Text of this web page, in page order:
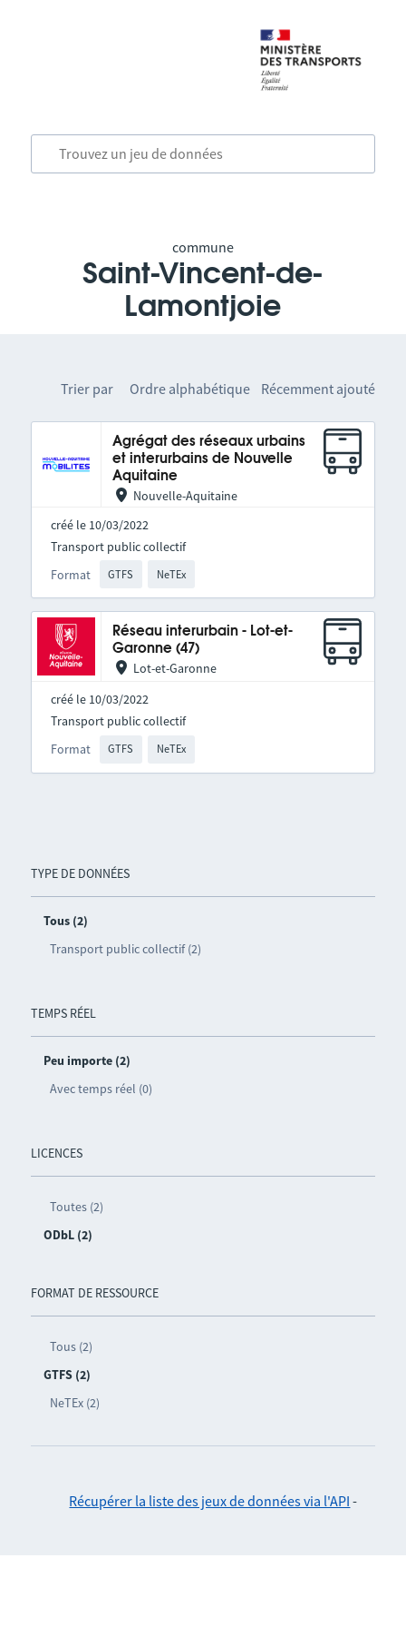
commune
Saint-Vincent-de-
Lamontjoie
TYPE DE DONNÉES
Tous (2)
Transport public collectif (2)
TEMPS RÉEL
Peu importe (2)
Avec temps réel (0)
LICENCES
Toutes (2)
ODbL (2)
FORMAT DE RESSOURCE
Tous (2)
GTFS (2)
NeTEx (2)
Trier par Ordre alphabétique Récemment ajouté
Agrégat des réseaux urbains
et interurbains de Nouvelle
Aquitaine
Nouvelle-Aquitaine
créé le 10/03/2022
Format GTFS NeTEx
Transport public collectif
Réseau interurbain - Lot-et-
Garonne (47)
Lot-et-Garonne
créé le 10/03/2022
Format GTFS NeTEx
Transport public collectif
Récupérer la liste des jeux de données via l'API -